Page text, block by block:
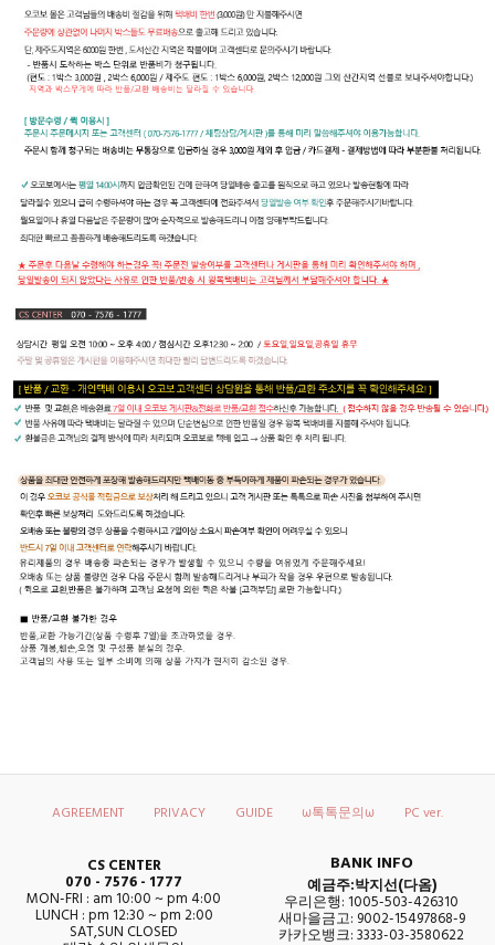
AGREEMENT PRIVACY GUIDE ω톡톡문의ω PC ver.
CS CENTER
070 - 7576 - 1777
MON-FRI : am 10:00 ~ pm 4:00
LUNCH : pm 12:30 ~ pm 2:00
SAT,SUN CLOSED
BANK INFO
예금주:박지선(다옴)
우리은행: 1005-503-426310
새마을금고: 9002-15497868-9
카카오뱅크: 3333-03-3580622